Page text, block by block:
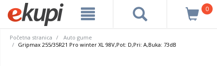
0
Početna stranica
Auto gume
Gripmax 255/35R21 Pro winter XL 98V,Pot: D,Pri: A,Buka: 73dB